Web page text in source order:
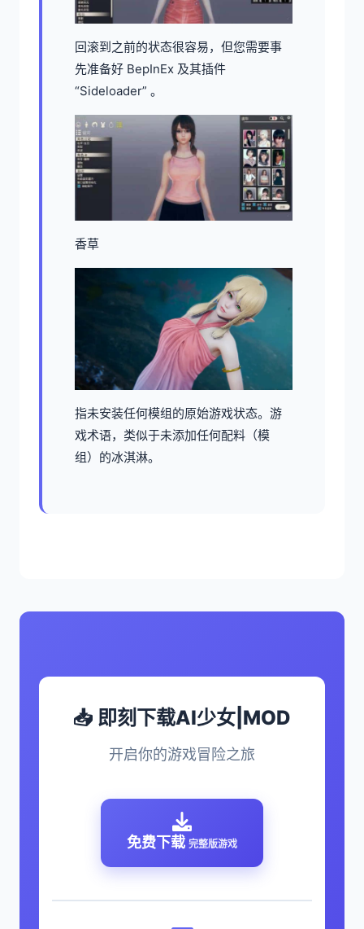
回滚到之前的状态很容易，但您需要事
先准备好 BepInEx 及其插件
“Sideloader” 。
香草
指未安装任何模组的原始游戏状态。游
戏术语，类似于未添加任何配料（模
组）的冰淇淋。
📥 即刻下载AI少女|MOD
开启你的游戏冒险之旅
免费下载 完整版游戏